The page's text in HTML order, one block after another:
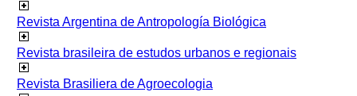
Revista Argentina de Antropología Biológica
Revista brasileira de estudos urbanos e regionais
Revista Brasiliera de Agroecologia